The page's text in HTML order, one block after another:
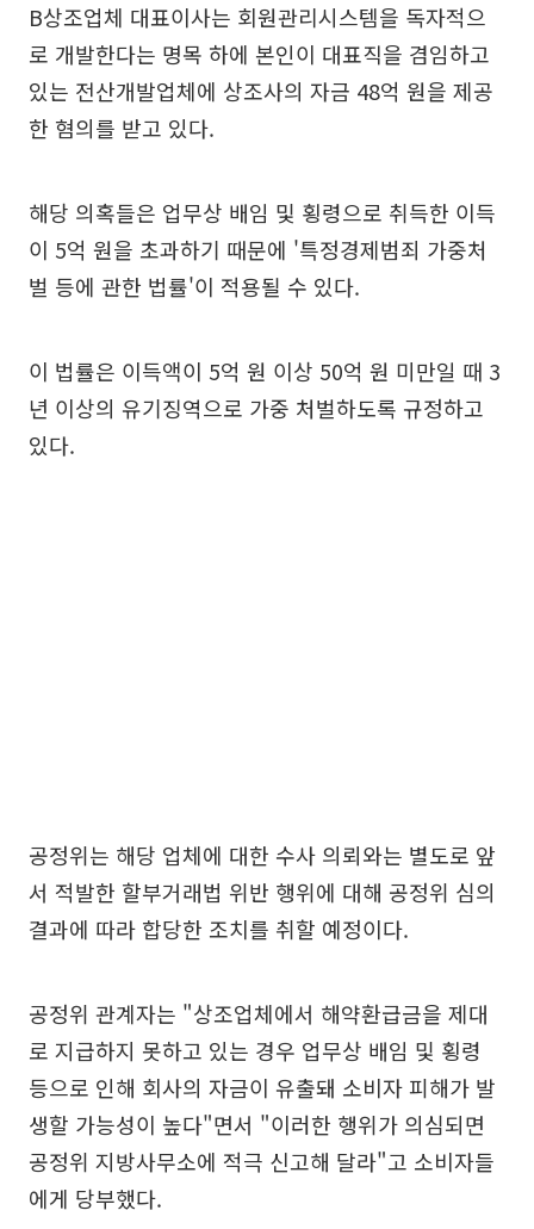
B상조업체 대표이사는 회원관리시스템을 독자적으
로 개발한다는 명목 하에 본인이 대표직을 겸임하고
있는 전산개발업체에 상조사의 자금 48억 원을 제공
한 혐의를 받고 있다.
해당 의혹들은 업무상 배임 및 횡령으로 취득한 이득
이 5억 원을 초과하기 때문에 '특정경제범죄 가중처
벌 등에 관한 법률'이 적용될 수 있다.
이 법률은 이득액이 5억 원 이상 50억 원 미만일 때 3
년 이상의 유기징역으로 가중 처벌하도록 규정하고
있다.
공정위는 해당 업체에 대한 수사 의뢰와는 별도로 앞
서 적발한 할부거래법 위반 행위에 대해 공정위 심의
결과에 따라 합당한 조치를 취할 예정이다.
공정위 관계자는 "상조업체에서 해약환급금을 제대
로 지급하지 못하고 있는 경우 업무상 배임 및 횡령
등으로 인해 회사의 자금이 유출돼 소비자 피해가 발
생할 가능성이 높다"면서 "이러한 행위가 의심되면
공정위 지방사무소에 적극 신고해 달라"고 소비자들
에게 당부했다.